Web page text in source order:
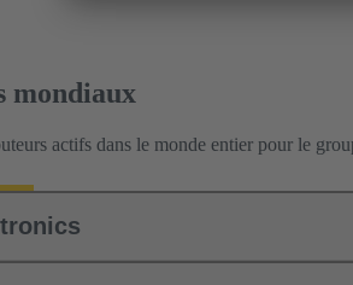
mondiaux
actifs dans le monde entier pour le